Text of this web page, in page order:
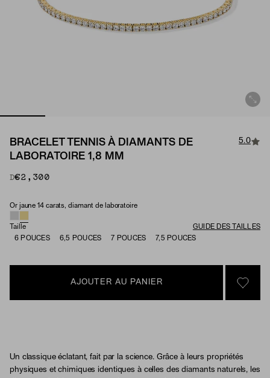
BRACELET TENNIS À DIAMANTS DE
LABORATOIRE 1,8 MM
5.0
De€2,300
Material & Stone Options
Or jaune 14 carats, diamant de laboratoire
Taille
GUIDE DES TAILLES
6 POUCES
6,5 POUCES 7 POUCES 7,5 POUCES
AJOUTER AU PANIER
SIGN
Un classique éclatant, fait par la science. Grâce à leurs propriétés
physiques et chimiques identiques à celles des diamants naturels, les